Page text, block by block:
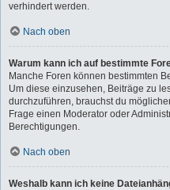
verhindert werden.
Nach oben
Warum kann ich auf bestimmte
Manche Foren können bestimmten
Um diese einzusehen, Beiträge zu
durchzuführen, brauchst du
Frage einen Moderator oder
Berechtigungen.
Nach oben
Weshalb kann ich keine